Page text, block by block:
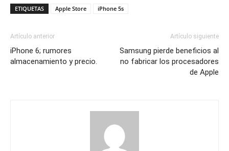
ETIQUETAS Apple Store iPhone 5s
Artículo anterior
iPhone 6; rumores
almacenamiento y precio.
Artículo siguiente
Samsung pierde beneficios al
no fabricar los procesadores
de Apple